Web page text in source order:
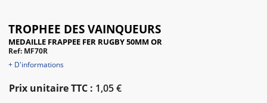
TROPHEE DES VAINQUEURS
MEDAILLE FRAPPEE FER RUGBY 50MM OR
Ref: MF70R
+ D'informations
Prix unitaire TTC : 1,05 €